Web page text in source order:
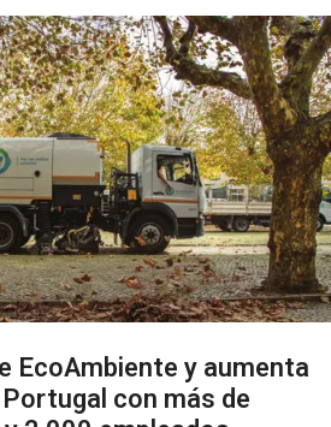
EcoAmbiente y aumenta
con más de